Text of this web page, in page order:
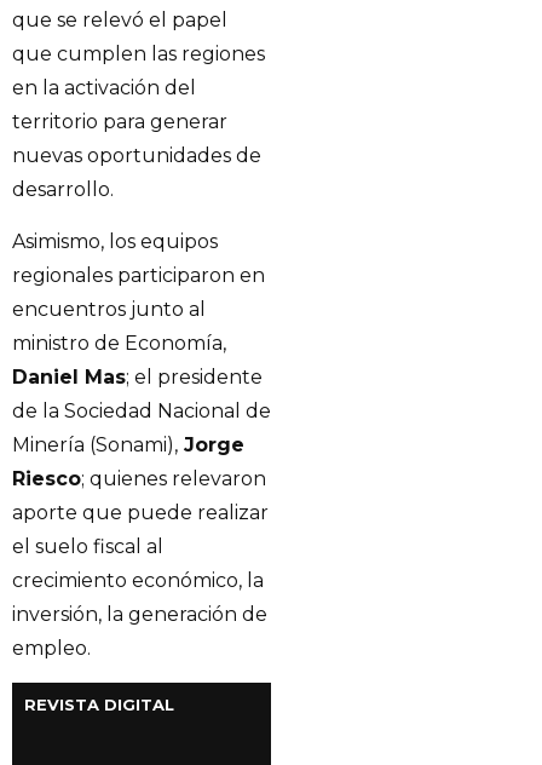
que se relevó el papel
que cumplen las regiones
en la activación del
territorio para generar
nuevas oportunidades de
desarrollo.
Asimismo, los equipos
regionales participaron en
encuentros junto al
ministro de Economía,
Daniel Mas; el presidente
de la Sociedad Nacional de
Minería (Sonami), Jorge
Riesco; quienes relevaron
aporte que puede realizar
el suelo fiscal al
crecimiento económico, la
inversión, la generación de
empleo.
REVISTA DIGITAL